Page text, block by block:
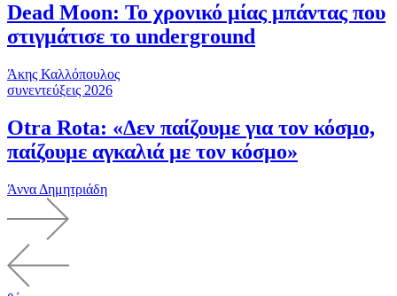
Dead Moon: Το χρονικό μίας μπάντας που
στιγμάτισε το underground
Άκης Καλλόπουλος
συνεντεύξεις 2026
Otra Rota: «Δεν παίζουμε για τον κόσμο,
παίζουμε αγκαλιά με τον κόσμο»
Άννα Δημητριάδη